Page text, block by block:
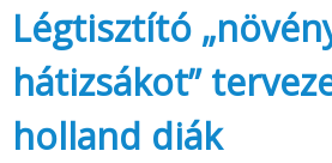
Légtisztító
hátizsákot”
holland diák